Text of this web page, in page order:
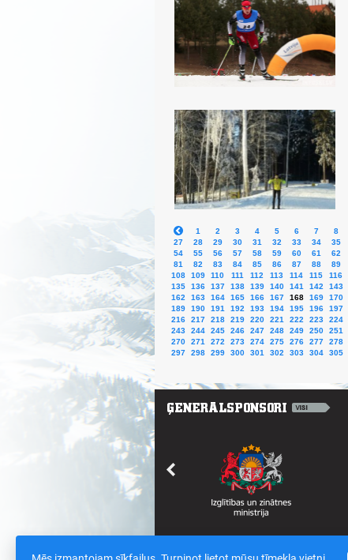
1 2 3 4 5 6 7 8
27
28 29 30 31 32 33 34 35
54
55 56 57 58 59 60 61 62
81
82 83 84 85 86 87 88 89
108
109 110 111 112 113 114 115 116
135
136 137 138 139 140 141 142 143
162
163 164 165 166 167 168 169 170
189
190 191 192 193 194 195 196 197
216
217 218 219 220 221 222 223 224
243
244 245 246 247 248 249 250 251
270
271 272 273 274 275 276 277 278
297
298 299 300 301 302 303 304 305